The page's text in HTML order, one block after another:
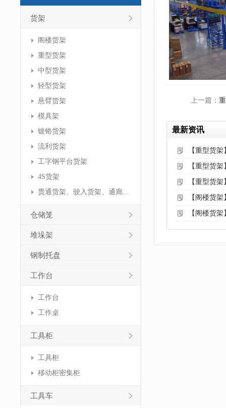
货架
阁楼货架
重型货架
中型货架
轻型货架
悬臂货架
模具架
镀铬货架
流利货架
工字钢平台货架
4S货架
贯通货架、驶入货架、通廊货架
仓储笼
堆垛架
钢制托盘
工作台
工作台
工作桌
工具柜
工具柜
移动柜密集柜
工具车
上一篇：
最新资讯
【重型货
【重型货
【重型货
【阁楼货
【阁楼货